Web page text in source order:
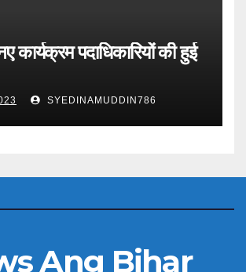
कार्यक्रम पदाधिकारियों की हुई
SYEDINAMUDDIN786
Ang Bihar